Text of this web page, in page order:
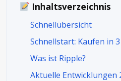
Inhaltsverzeichnis
Schnellübersicht
Schnellstart: Kaufen in
Was ist Ripple?
Aktuelle Entwicklungen